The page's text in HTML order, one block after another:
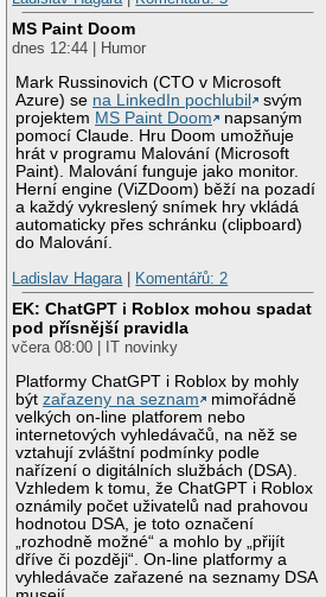
MS Paint Doom
dnes 12:44 | Humor
Mark Russinovich (CTO v Microsoft
Azure) se na LinkedIn pochlubil
svým
projektem MS Paint Doom
napsaným
pomocí Claude. Hru Doom umožňuje
hrát v programu Malování (Microsoft
Paint). Malování funguje jako monitor.
Herní engine (ViZDoom) běží na pozadí
a každý vykreslený snímek hry vkládá
automaticky přes schránku (clipboard)
do Malování.
Ladislav Hagara
Komentářů: 2
EK: ChatGPT i Roblox mohou spadat
pod přísnější pravidla
včera 08:00 | IT novinky
Platformy ChatGPT i Roblox by mohly
býtzařazeny na seznam
mimořádně
velkých on-line platforem nebo
internetových vyhledávačů, na něž se
vztahují zvláštní podmínky podle
nařízení o digitálních službách (DSA).
Vzhledem k tomu, že ChatGPT i Roblox
oznámily počet uživatelů nad prahovou
hodnotou DSA, je toto označení
„rozhodně možné“ a mohlo by „přijít
dříve či později“. On-line platformy a
vyhledávače zařazené na seznamy DSA